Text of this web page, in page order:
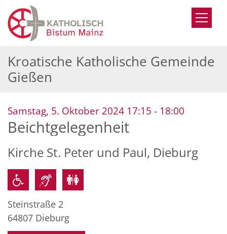
Zum Inhalt springen
Kroatische Katholische Gemeinde
Gießen
Samstag, 5. Oktober 2024 17:15 - 18:00
Beichtgelegenheit
Kirche St. Peter und Paul, Dieburg
Steinstraße 2
64807 Dieburg